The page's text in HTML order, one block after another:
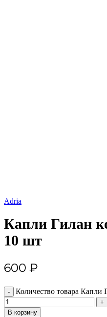
Adria
Капли Гилан
10 шт
600 ₽
Количество товара
В корзину